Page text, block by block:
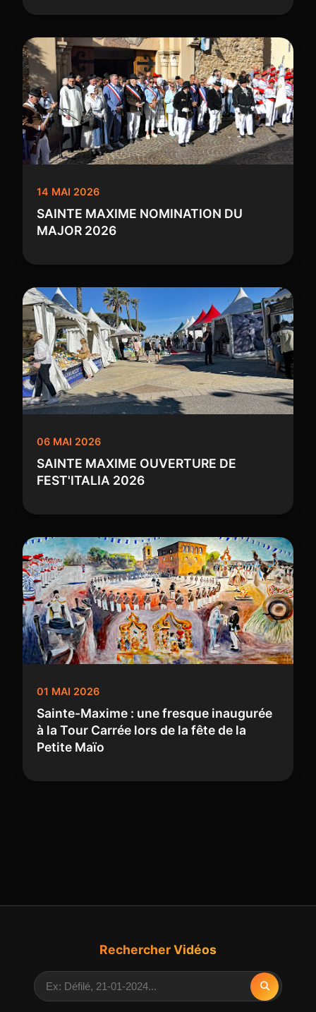
14 MAI 2026
SAINTE MAXIME NOMINATION DU
MAJOR 2026
06 MAI 2026
SAINTE MAXIME OUVERTURE DE
FEST'ITALIA 2026
01 MAI 2026
Sainte-Maxime : une fresque inaugurée
à la Tour Carrée lors de la fête de la
Petite Maïo
Rechercher Vidéos